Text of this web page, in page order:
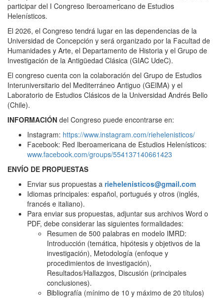
participar del I Congreso Iberoamericano de Estudios
Helenísticos.
El 2026, el Congreso tendrá lugar en las dependencias de la
Universidad de Concepción y será organizado por la Facultad de
Humanidades y Arte, el Departamento de Historia y el Grupo de
Investigación de la Antigüedad Clásica (GIAC UdeC).
El congreso cuenta con la colaboración del Grupo de Estudios
Interuniversitario del Mediterráneo Antiguo (GEIMA) y el
Laboratorio de Estudios Clásicos de la Universidad Andrés Bello
(Chile).
INFORMACIÓN del Congreso puede encontrarse en:
Instagram: https://www.instagram.com/riehelenisticos/
Facebook: Red Iberoamericana de Estudios Helenísticos:
www.facebook.com/groups/554137140661423
ENVÍO DE PROPUESTAS
Enviar sus propuestas a riehelenisticos@gmail.com
Idiomas principales: español, portugués y otros (inglés,
francés e italiano).
Para enviar sus propuestas, adjuntar sus archivos Word o
PDF, debe considerar las siguientes formalidades:
Resumen de 500 palabras en modelo IMRD:
Introducción (temática, hipótesis y objetivos de la
investigación), Metodología (enfoque y
procedimientos de investigación),
Resultados/Hallazgos, Discusión (principales
conclusiones).
Bibliografía (mínimo de 10 y máximo de 20 títulos)